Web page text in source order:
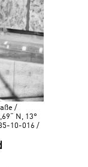
/
N, 13°
10-016 /